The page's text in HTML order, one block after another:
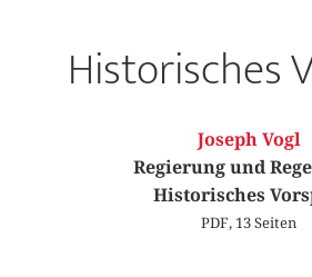
Historisches
Joseph Vogl
Regierung und
Historisches
PDF, 13 Seiten